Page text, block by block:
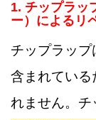
1. チップラッ
ー）によるリ
チップラップ
含まれている
れません。チ